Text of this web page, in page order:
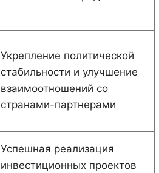
Укрепление политической
стабильности и улучшение
взаимоотношений со
странами-партнерами
Успешная реализация
инвестиционных проектов